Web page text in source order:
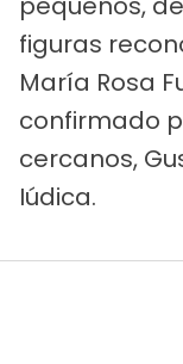
figuras
María Rosa
confirmado
cercanos,
Iúdica.